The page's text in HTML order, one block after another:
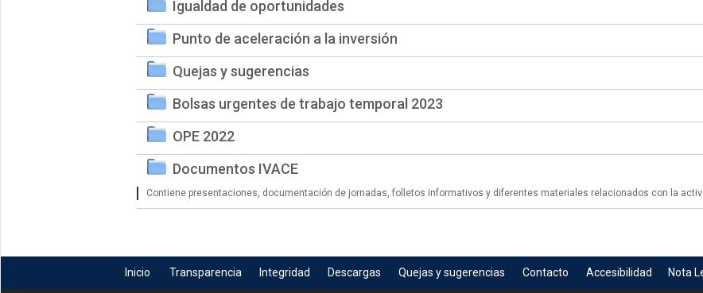
Igualdad de oportunidades
Punto de aceleración a la inversión
Quejas y sugerencias
Bolsas urgentes de trabajo temporal 2023
OPE 2022
Documentos IVACE
Contiene presentaciones, documentación de jornadas, folletos informativos y diferentes materiales relacionados con la
Inicio Transparencia Integridad Descargas Quejas y sugerencias Contacto Accesibilidad Nota